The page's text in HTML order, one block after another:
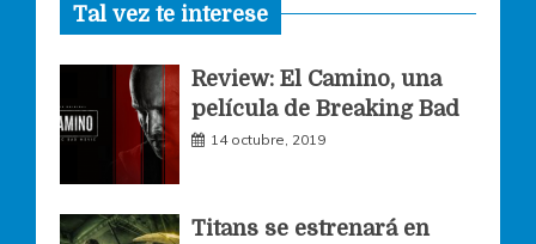
c
e
b
o
s
t
a
g
i
t
t
Tal vez te interese
Review: El Camino, una
película de Breaking Bad
14 octubre, 2019
Titans se estrenará en